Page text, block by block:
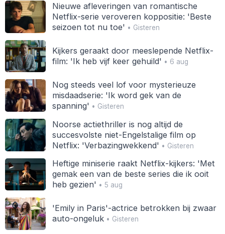
Nieuwe afleveringen van romantische
Netflix-serie veroveren koppositie: 'Beste
seizoen tot nu toe' • Gisteren
Kijkers geraakt door meeslepende Netflix-
film: 'Ik heb vijf keer gehuild' • 6 aug
Nog steeds veel lof voor mysterieuze
misdaadserie: 'Ik word gek van de
spanning' • Gisteren
Noorse actiethriller is nog altijd de
succesvolste niet-Engelstalige film op
Netflix: 'Verbazingwekkend' • Gisteren
Heftige miniserie raakt Netflix-kijkers: 'Met
gemak een van de beste series die ik ooit
heb gezien' • 5 aug
'Emily in Paris'-actrice betrokken bij zwaar
auto-ongeluk• Gisteren